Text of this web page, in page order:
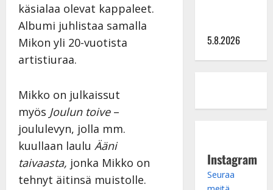
käsialaa olevat kappaleet.
Albumi juhlistaa samalla
Mikon yli 20-vuotista
artistiuraa.
Mikko on julkaissut
myös Joulun toive–
joululevyn, jolla mm.
kuullaan laulu Ääni
taivaasta, jonka Mikko on
tehnyt äitinsä muistolle.
5.8.2026
Instagram
Seuraa